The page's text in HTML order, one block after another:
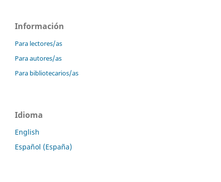
Información
Para lectores/as
Para autores/as
Para bibliotecarios/as
Idioma
English
Español (España)